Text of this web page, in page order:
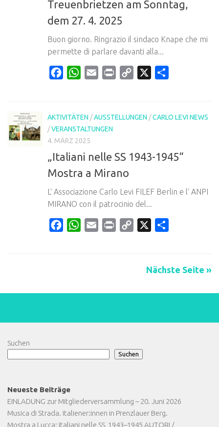
Treuenbrietzen am Sonntag,
dem 27. 4. 2025
Buon giorno. Ringrazio il sindaco Knape che mi
permette di parlare davanti alla...
FacebookWhatsApp
Email Print
Copy
AKTIVITÄTEN /AUSSTELLUNGEN /CARLO LEVI NEWS
/VERANSTALTUNGEN
4. MÄRZ 2025
„Italiani nelle SS 1943-1945“
Mostra a Mirano
L‘ Associazione Carlo Levi FILEF Berlin e l‘ ANPI
MIRANO con il patrocinio del...
FacebookWhatsApp
Email Print
Copy
Nächste Seite »
Suchen
Suchen
Neueste Beiträge
EINLADUNG zur Mitgliederversammlung – 20. Juni 2026
Musica di Strada. Italiener:innen in Prenzlauer Berg.
Mostra a Lucca: Italiani nelle SS 1943–1945 AUTORI /